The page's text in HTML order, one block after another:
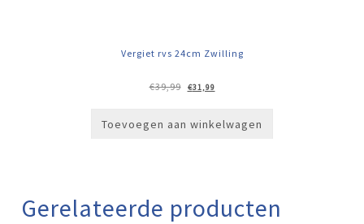
Vergiet rvs 24cm Zwilling
€39,99
Oorspronkelijke
prijs
€31,99Huidige
prijs
Toevoegen aan winkelwagen
Gerelateerde producten